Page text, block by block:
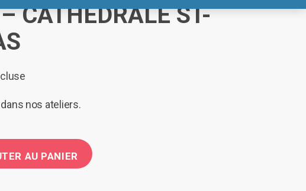
CATHÉDRALE ST-
nos ateliers.
AU PANIER